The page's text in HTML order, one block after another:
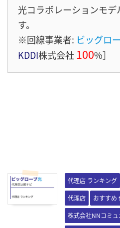
光コラボレーションモ
す。
※回線事業者: ビッグロ
KDDI株式会社 100%］
代理店 ランキング
代理店 おすすめ
株式会社NNコミ